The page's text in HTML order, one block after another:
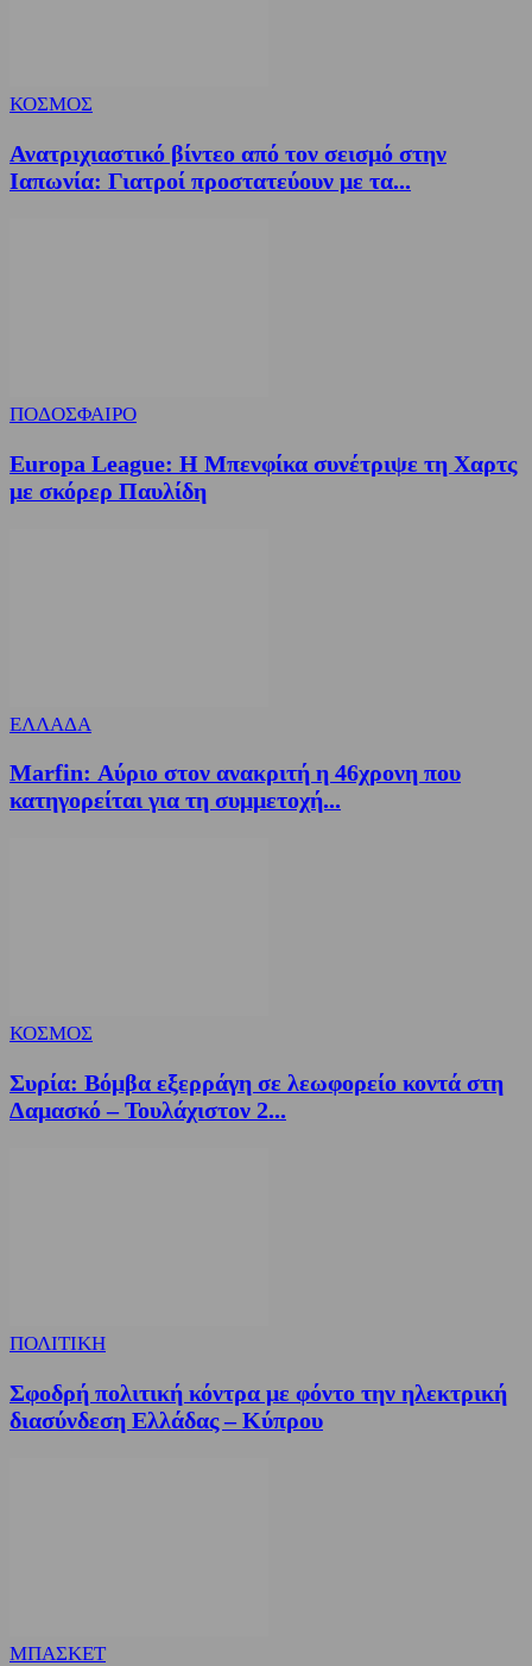
ΚΟΣΜΟΣ
Ανατριχιαστικό βίντεο από τον σεισμό στην
Ιαπωνία: Γιατροί προστατεύουν με τα...
ΠΟΔΟΣΦΑΙΡΟ
Europa League: Η Μπενφίκα συνέτριψε τη Χαρτς
με σκόρερ Παυλίδη
ΕΛΛΑΔΑ
Marfin: Αύριο στον ανακριτή η 46χρονη που
κατηγορείται για τη συμμετοχή...
ΚΟΣΜΟΣ
Συρία: Βόμβα εξερράγη σε λεωφορείο κοντά στη
Δαμασκό – Τουλάχιστον 2...
ΠΟΛΙΤΙΚΗ
Σφοδρή πολιτική κόντρα με φόντο την ηλεκτρική
διασύνδεση Ελλάδας – Κύπρου
ΜΠΑΣΚΕΤ